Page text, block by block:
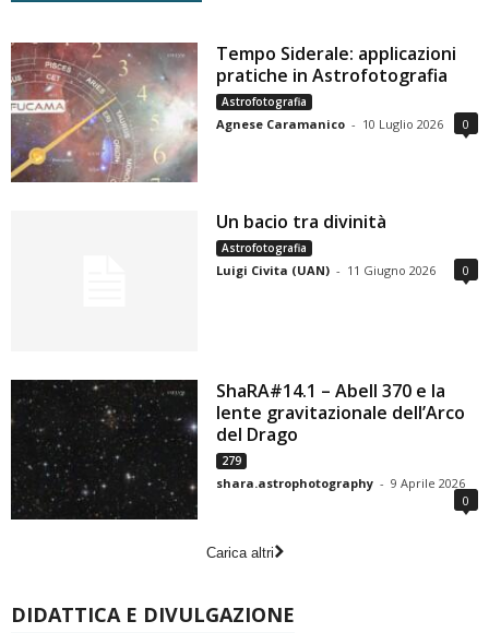
Tempo Siderale: applicazioni
pratiche in Astrofotografia
Astrofotografia
Agnese Caramanico - 10 Luglio 2026 0
Un bacio tra divinità
Astrofotografia
Luigi Civita (UAN) - 11 Giugno 2026 0
ShaRA#14.1 – Abell 370 e la
lente gravitazionale dell’Arco
del Drago
279
shara.astrophotography - 9 Aprile 2026
0
Carica altri
DIDATTICA E DIVULGAZIONE